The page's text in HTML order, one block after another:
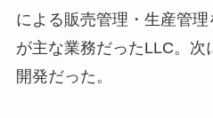
による販売管理・生産管
が主な業務だったLLC。次
開発だった。